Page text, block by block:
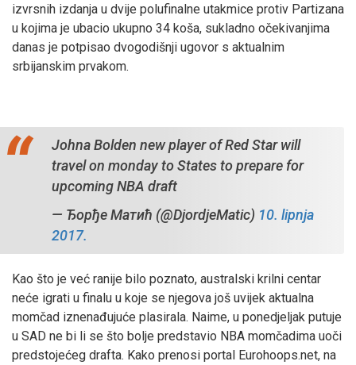
izvrsnih izdanja u dvije polufinalne utakmice protiv Partizana
u kojima je ubacio ukupno 34 koša, sukladno očekivanjima
danas je potpisao dvogodišnji ugovor s aktualnim
srbijanskim prvakom.
Johna Bolden new player of Red Star will
travel on monday to States to prepare for
upcoming NBA draft
— Ђорђе Матић (@DjordjeMatic) 10. lipnja
2017.
Kao što je već ranije bilo poznato, australski krilni centar
neće igrati u finalu u koje se njegova još uvijek aktualna
momčad iznenađujuće plasirala. Naime, u ponedjeljak putuje
u SAD ne bi li se što bolje predstavio NBA momčadima uoči
predstojećeg drafta. Kako prenosi portal Eurohoops.net, na